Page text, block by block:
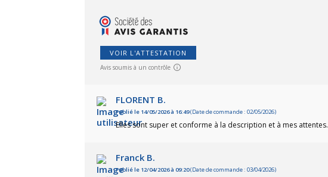
VOIR L'ATTESTATION
Avis soumis à un contrôle
FLORENT B.
Publié le 14/05/2026 à 16:49(Date de commande : 02/05/2026)
Elles sont super et conforme à la description et à mes attentes.
Franck B.
Publié le 12/04/2026 à 09:20(Date de commande : 03/04/2026)